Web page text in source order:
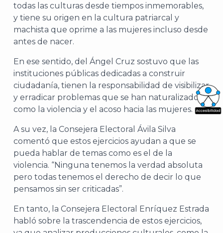
todas las culturas desde tiempos inmemorables,
y tiene su origen en la cultura patriarcal y
machista que oprime a las mujeres incluso desde
antes de nacer.
En ese sentido, del Ángel Cruz sostuvo que las
instituciones públicas dedicadas a construir
ciudadanía, tienen la responsabilidad de visibilizar
y erradicar problemas que se han naturalizado,
como la violencia y el acoso hacia las mujeres.
A su vez, la Consejera Electoral Ávila Silva
comentó que estos ejercicios ayudan a que se
pueda hablar de temas como es el de la
violencia. “Ninguna tenemos la verdad absoluta
pero todas tenemos el derecho de decir lo que
pensamos sin ser criticadas”.
En tanto, la Consejera Electoral Enríquez Estrada
habló sobre la trascendencia de estos ejercicios,